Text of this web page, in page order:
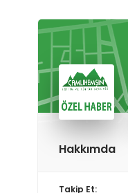
Hakkımda
Takip Et: